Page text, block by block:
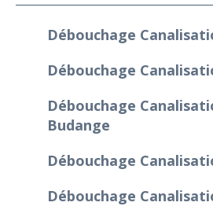
Débouchage
Débouchage
Débouchage
Budange
Débouchage
Débouchage